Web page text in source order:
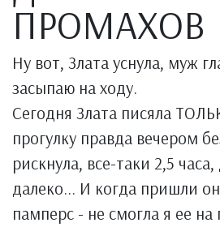
ПРОМАХОВ
Ну вот, Злата уснула, муж
засыпаю на ходу.
Сегодня Злата писяла
прогулку правда вечером
рискнула, все-таки 2,5
далеко... И когда пришли
памперс - не смогла я ее